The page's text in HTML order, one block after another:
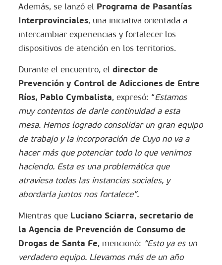
Además, se lanzó el Programa de Pasantías
Interprovinciales, una iniciativa orientada a
intercambiar experiencias y fortalecer los
dispositivos de atención en los territorios.
Durante el encuentro, el director de
Prevención y Control de Adicciones de Entre
Ríos, Pablo Cymbalista, expresó: “Estamos
muy contentos de darle continuidad a esta
mesa. Hemos logrado consolidar un gran equipo
de trabajo y la incorporación de Cuyo no va a
hacer más que potenciar todo lo que venimos
haciendo. Esta es una problemática que
atraviesa todas las instancias sociales, y
abordarla juntos nos fortalece”.
Mientras que Luciano Sciarra, secretario de
la Agencia de Prevención de Consumo de
Drogas de Santa Fe, mencionó: “Esto ya es un
verdadero equipo. Llevamos más de un año